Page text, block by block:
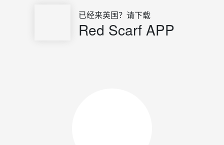
已经来英国？请下载
Red Scarf APP